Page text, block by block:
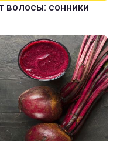
волосы: сонники